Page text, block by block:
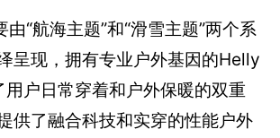
由“航海主题”和“滑雪主题”两个系
呈现，拥有专业户外基因的Helly
户日常穿着和户外保暖的双重
供了融合科技和实穿的性能户外